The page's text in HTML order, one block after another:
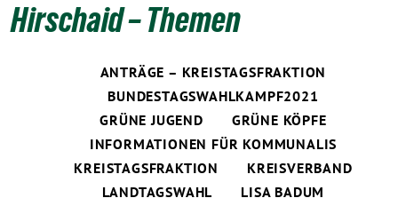
Hirschaid – Themen
ANTRÄGE – KREISTAGSFRAKTION
BUNDESTAGSWAHLKAMPF2021
GRÜNE JUGEND
GRÜNE KÖPFE
INFORMATIONEN FÜR KOMMUNALIS
KREISTAGSFRAKTION
KREISVERBAND
LANDTAGSWAHL
LISA BADUM